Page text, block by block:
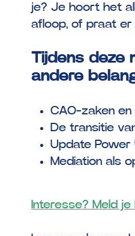
je? Je hoort het
afloop, of praat er
Tijdens deze
andere
CAO-zaken
De transitie
Update Power
Mediation als
Interesse? Meld je